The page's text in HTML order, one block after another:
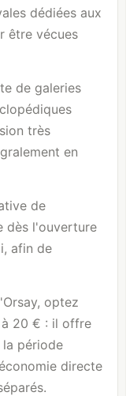
dédiées aux
être vécues
de galeries
très
en
de
dès l'ouverture
afin de
, optez
à 20 € : il offre
période
directe